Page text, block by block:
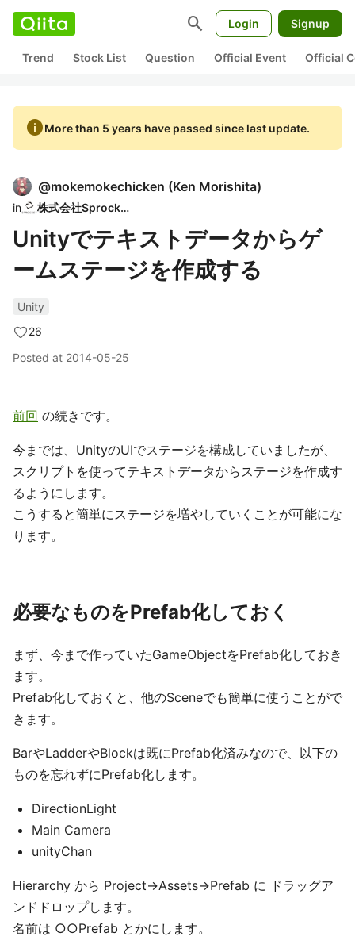
search Login Signup
Trend Stock List Question Official Event Official
infoMore than 5 years have passed since last update.
@mokemokechicken (Ken Morishita)
in 株式会社Sprocket
Unityでテキストデータからゲ
ームステージを作成する
Unity
26
Posted at 2014-05-25
前回 の続きです。
今までは、UnityのUIでステージを構成していましたが、
スクリプトを使ってテキストデータからステージを作成す
るようにします。
こうすると簡単にステージを増やしていくことが可能にな
ります。
必要なものをPrefab化しておく
まず、今まで作っていたGameObjectをPrefab化しておき
ます。
Prefab化しておくと、他のSceneでも簡単に使うことがで
きます。
BarやLadderやBlockは既にPrefab化済みなので、以下の
ものを忘れずにPrefab化します。
DirectionLight
Main Camera
unityChan
Hierarchy から Project→Assets→Prefab に ドラッグア
ンドドロップします。
名前は ○○Prefab とかにします。